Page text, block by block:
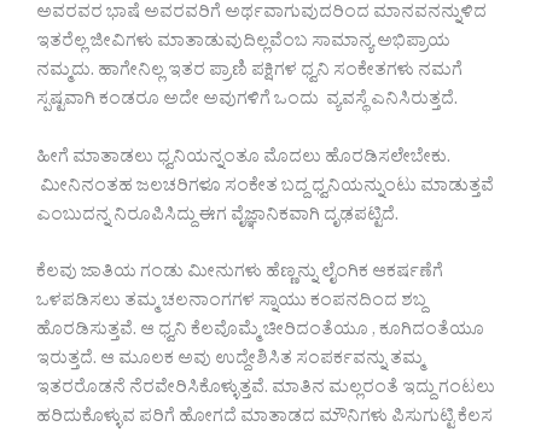
ಅವರವರ ಭಾಷೆ ಅವರವರಿಗೆ ಅರ್ಥವಾಗುವುದರಿಂದ ಮಾನವನನ್ನುಳಿದ
ಇತರೆಲ್ಲ ಜೀವಿಗಳು ಮಾತಾಡುವುದಿಲ್ಲವೆಂಬ ಸಾಮಾನ್ಯ ಅಭಿಪ್ರಾಯ
ನಮ್ಮದು. ಹಾಗೇನಿಲ್ಲ ಇತರ ಪ್ರಾಣಿ ಪಕ್ಷಿಗಳ ಧ್ವನಿ ಸಂಕೇತಗಳು ನಮಗೆ
ಸ್ಪಷ್ಟವಾಗಿ ಕಂಡರೂ ಅದೇ ಅವುಗಳಿಗೆ ಒಂದು ವ್ಯವಸ್ಥೆ ಎನಿಸಿರುತ್ತದೆ.
ಹೀಗೆ ಮಾತಾಡಲು ಧ್ವನಿಯನ್ನಂತೂ ಮೊದಲು ಹೊರಡಿಸಲೇಬೇಕು.
ಮೀನಿನಂತಹ ಜಲಚರಿಗಳೂ ಸಂಕೇತ ಬದ್ದ ಧ್ವನಿಯನ್ನುಂಟು ಮಾಡುತ್ತವೆ
ಎಂಬುದನ್ನ ನಿರೂಪಿಸಿದ್ದು ಈಗ ವೈಜ್ಞಾನಿಕವಾಗಿ ದೃಢಪಟ್ಟಿದೆ.
ಕೆಲವು ಜಾತಿಯ ಗಂಡು ಮೀನುಗಳು ಹೆಣ್ಣನ್ನು ಲೈಂಗಿಕ ಆಕರ್ಷಣೆಗೆ
ಒಳಪಡಿಸಲು ತಮ್ಮ ಚಲನಾಂಗಗಳ ಸ್ನಾಯು ಕಂಪನದಿಂದ ಶಬ್ದ
ಹೊರಡಿಸುತ್ತವೆ. ಆ ಧ್ವನಿ ಕೆಲವೊಮ್ಮೆ ಚೀರಿದಂತೆಯೂ , ಕೂಗಿದಂತೆಯೂ
ಇರುತ್ತದೆ. ಆ ಮೂಲಕ ಅವು ಉದ್ದೇಶಿಸಿತ ಸಂಪರ್ಕವನ್ನು ತಮ್ಮ
ಇತರರೊಡನೆ ನೆರವೇರಿಸಿಕೊಳ್ಳುತ್ತವೆ. ಮಾತಿನ ಮಲ್ಲರಂತೆ ಇದ್ದು ಗಂಟಲು
ಹರಿದುಕೊಳ್ಳುವ ಪರಿಗೆ ಹೋಗದೆ ಮಾತಾಡದ ಮೌನಿಗಳು ಪಿಸುಗುಟ್ಟಿ ಕೆಲಸ